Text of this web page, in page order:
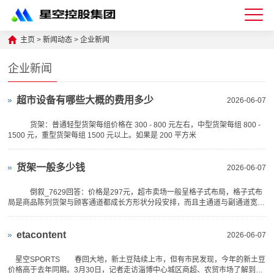
星
空
体
育
科
技
有
公
司-
主页 >新闻动态 >企业新闻
企业新闻
2026-06-07
超市设备有哪些大概的费用多少
货架：普通轻型货架每组价格在 300 - 800 元左右，中型货架每组 800 -
1500 元，重型货架每组 1500 元以上。如果是 200 平方米
2026-06-07
货架一般多少钱
倒叙_7629回答：价格是297元，超市卖场一般呈格子式布局，格子式布
局是商品陈列货架与顾客通道都成长方形状分段安排，而且主通道与副通道宽度
2026-06-07
etacontent
星空SPORTS 春回大地，新土豆陆续上市，但有市民发现，今年的新土豆
价格高于去年同期。3月30日，记者走访淄博中心城区商超、农贸市场了解到，